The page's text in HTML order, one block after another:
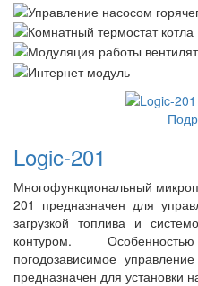
Logic-201
Многофункциональный
201 предназначен для
загрузкой топлива и
контуром.
погодозависимое
предназначен для установки